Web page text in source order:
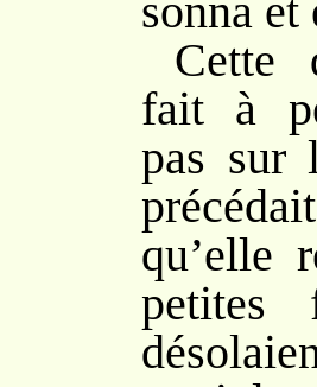
sonna et
Cette
fait à
pas sur
qu’elle